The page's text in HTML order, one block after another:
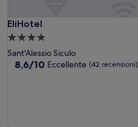
EliHotel
EliHotel
Struttura
a
4.0
Sant'Alessio Siculo
8.6
8,6/10 Eccellente (42 recensioni)